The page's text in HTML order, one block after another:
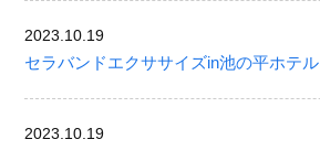
2023.10.19
セラバンドエクササイズin池の平ホテル
2023.10.19